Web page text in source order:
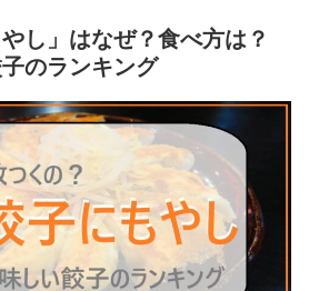
し」はなぜ？食べ方は？
のランキング